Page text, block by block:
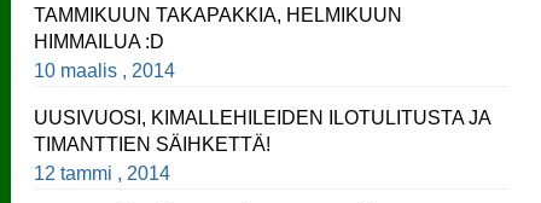
TAMMIKUUN TAKAPAKKIA, HELMIKUUN
HIMMAILUA :D
10 maalis , 2014
UUSIVUOSI, KIMALLEHILEIDEN ILOTULITUSTA JA
TIMANTTIEN SÄIHKETTÄ!
12 tammi , 2014